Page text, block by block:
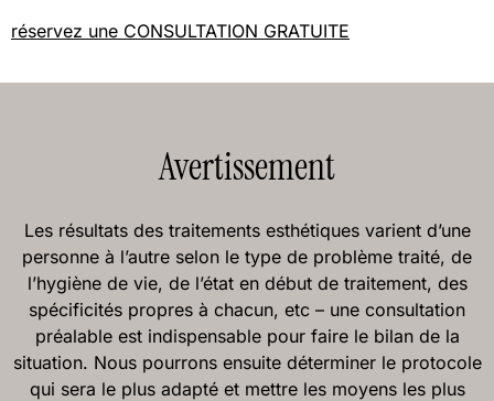
réservez une CONSULTATION GRATUITE
Avertissement
Les résultats des traitements esthétiques varient d’une
personne à l’autre selon le type de problème traité, de
l’hygiène de vie, de l’état en début de traitement, des
spécificités propres à chacun, etc – une consultation
préalable est indispensable pour faire le bilan de la
situation. Nous pourrons ensuite déterminer le protocole
qui sera le plus adapté et mettre les moyens les plus